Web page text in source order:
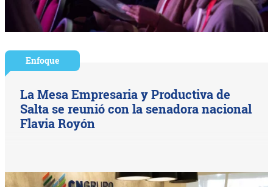
Enfoque
La Mesa Empresaria y Productiva de
Salta se reunió con la senadora nacional
Flavia Royón